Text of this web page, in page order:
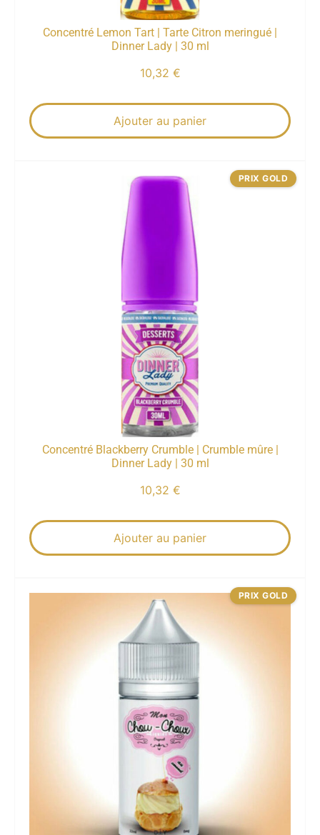
Concentré Lemon Tart | Tarte Citron meringué |
Dinner Lady | 30 ml
10,32 €
Ajouter au panier
Concentré Blackberry Crumble | Crumble mûre |
Dinner Lady | 30 ml
10,32 €
Ajouter au panier
PRIX GOLD
PRIX GOLD